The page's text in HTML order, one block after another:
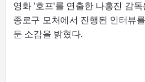
영화 '호프'를 연출한 나홍진 감
종로구 모처에서 진행된 인터뷰
둔 소감을 밝혔다.